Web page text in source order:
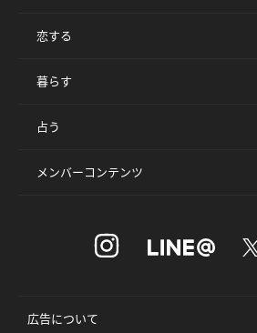
恋する
暮らす
占う
メンバーコンテンツ
広告について